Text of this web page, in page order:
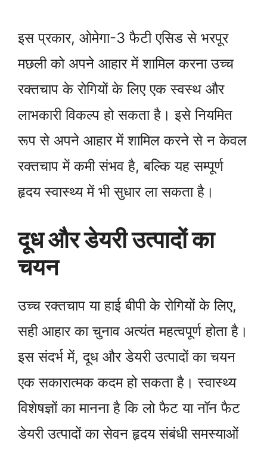
इस प्रकार, ओमेगा-3 फैटी एसिड से भरपूर
मछली को अपने आहार में शामिल करना उच्च
रक्तचाप के रोगियों के लिए एक स्वस्थ और
लाभकारी विकल्प हो सकता है। इसे नियमित
रूप से अपने आहार में शामिल करने से न केवल
रक्तचाप में कमी संभव है, बल्कि यह सम्पूर्ण
हृदय स्वास्थ्य में भी सुधार ला सकता है।
दूध और डेयरी उत्पादों का
चयन
उच्च रक्तचाप या हाई बीपी के रोगियों के लिए,
सही आहार का चुनाव अत्यंत महत्वपूर्ण होता है।
इस संदर्भ में, दूध और डेयरी उत्पादों का चयन
एक सकारात्मक कदम हो सकता है। स्वास्थ्य
विशेषज्ञों का मानना है कि लो फैट या नॉन फैट
डेयरी उत्पादों का सेवन हृदय संबंधी समस्याओं